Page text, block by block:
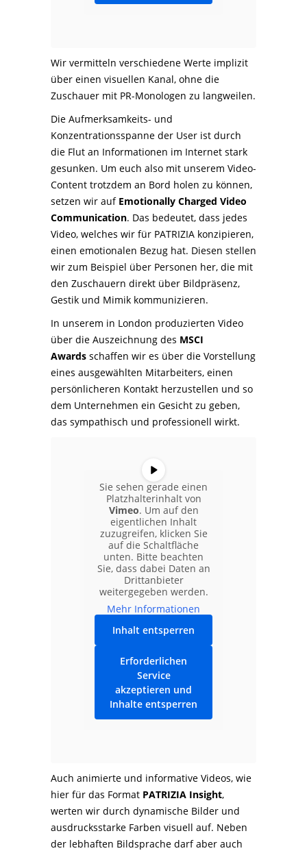
Wir vermitteln verschiedene Werte implizit
über einen visuellen Kanal, ohne die
Zuschauer mit PR-Monologen zu langweilen.
Die Aufmerksamkeits- und
Konzentrationsspanne der User ist durch
die Flut an Informationen im Internet stark
gesunken. Um euch also mit unserem Video-
Content trotzdem an Bord holen zu können,
setzen wir auf Emotionally Charged Video
Communication. Das bedeutet, dass jedes
Video, welches wir für PATRIZIA konzipieren,
einen emotionalen Bezug hat. Diesen stellen
wir zum Beispiel über Personen her, die mit
den Zuschauern direkt über Bildpräsenz,
Gestik und Mimik kommunizieren.
In unserem in London produzierten Video
über die Auszeichnung des MSCI
Awards schaffen wir es über die Vorstellung
eines ausgewählten Mitarbeiters, einen
persönlicheren Kontakt herzustellen und so
dem Unternehmen ein Gesicht zu geben,
das sympathisch und professionell wirkt.
Sie sehen gerade einen
Platzhalterinhalt von
Vimeo. Um auf den
eigentlichen Inhalt
zuzugreifen, klicken Sie
auf die Schaltfläche
unten. Bitte beachten
Sie, dass dabei Daten an
Drittanbieter
weitergegeben werden.
Mehr Informationen
Inhalt entsperren
Erforderlichen
Service
akzeptieren und
Inhalte entsperren
Auch animierte und informative Videos, wie
hier für das Format PATRIZIA Insight,
werten wir durch dynamische Bilder und
ausdrucksstarke Farben visuell auf. Neben
der lebhaften Bildsprache darf aber auch